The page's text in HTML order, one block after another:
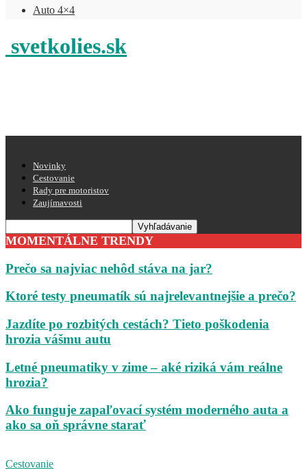
Auto 4×4
svetkolies.sk
Novinky
Cestovanie
Rady pre motoristov
Zaujímavosti
MOMENTÁLNE TRENDY
Prečo sa najviac nehôd stáva na jar?
Ktoré testy pneumatík sú najrelevantnejšie a prečo?
Jazdíte po rozbitých cestách? Tieto poškodenia
hrozia vášmu autu
Letné pneumatiky v zime – aké riziká vám reálne
hrozia?
Ako funguje zapaľovací systém moderného auta a
ako sa oň správne starať
Cestovanie